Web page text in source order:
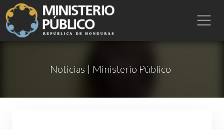
Noticias | Ministerio Público